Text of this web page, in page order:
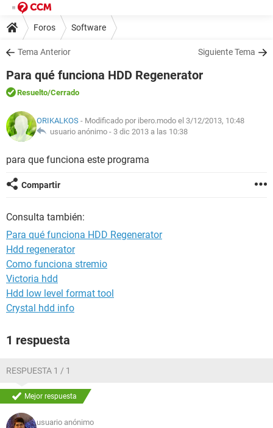
Foros Software
Tema Anterior Siguiente Tema
Para qué funciona HDD Regenerator
Resuelto/Cerrado
ORIKALKOS - Modificado por ibero.modo el 3/12/2013, 10:48
usuario anónimo - 3 dic 2013 a las 10:38
para que funciona este programa
Compartir
Consulta también:
Para qué funciona HDD Regenerator
Hdd regenerator
Como funciona stremio
Victoria hdd
Hdd low level format tool
Crystal hdd info
1 respuesta
RESPUESTA 1 / 1
Mejor respuesta
usuario anónimo